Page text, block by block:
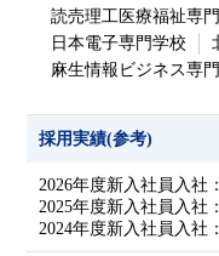
読売理工医療福祉専
日本電子専門学校
麻生情報ビジネス専
採用実績(参考)
2026年度新入社員入
2025年度新入社員入
2024年度新入社員入